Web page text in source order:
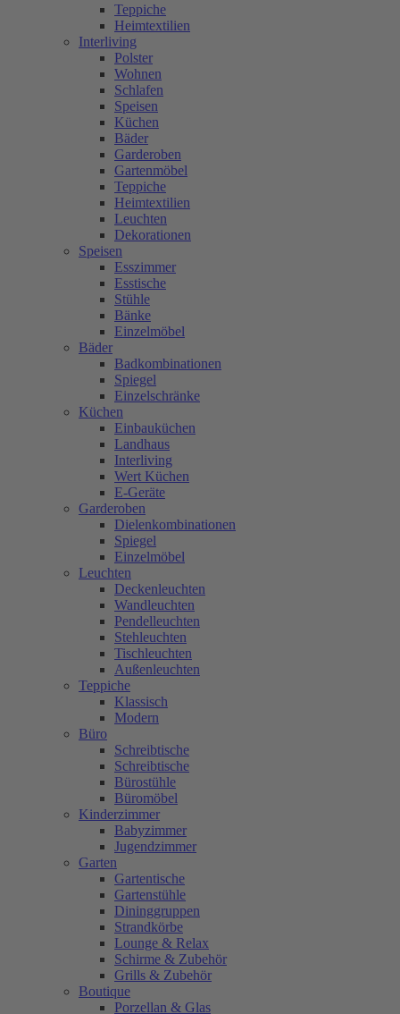
Teppiche
Heimtextilien
Interliving
Polster
Wohnen
Schlafen
Speisen
Küchen
Bäder
Garderoben
Gartenmöbel
Teppiche
Heimtextilien
Leuchten
Dekorationen
Speisen
Esszimmer
Esstische
Stühle
Bänke
Einzelmöbel
Bäder
Badkombinationen
Spiegel
Einzelschränke
Küchen
Einbauküchen
Landhaus
Interliving
Wert Küchen
E-Geräte
Garderoben
Dielenkombinationen
Spiegel
Einzelmöbel
Leuchten
Deckenleuchten
Wandleuchten
Pendelleuchten
Stehleuchten
Tischleuchten
Außenleuchten
Teppiche
Klassisch
Modern
Büro
Schreibtische
Schreibtische
Bürostühle
Büromöbel
Kinderzimmer
Babyzimmer
Jugendzimmer
Garten
Gartentische
Gartenstühle
Dininggruppen
Strandkörbe
Lounge & Relax
Schirme & Zubehör
Grills & Zubehör
Boutique
Porzellan & Glas